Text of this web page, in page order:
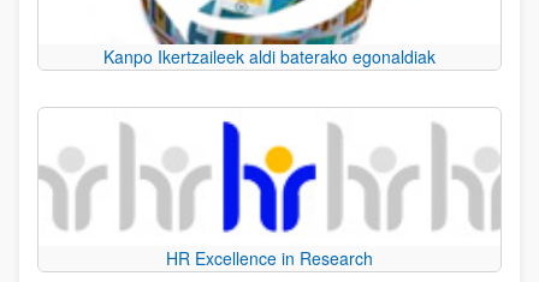
Kanpo Ikertzaileek aldi baterako egonaldiak
HR Excellence in Research